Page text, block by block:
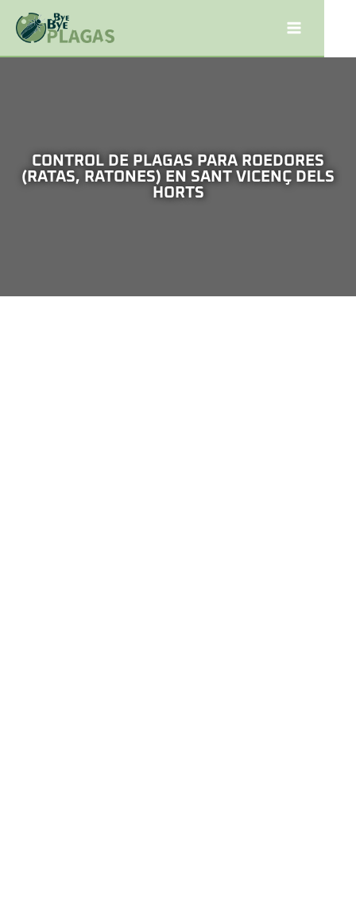
CONTROL DE PLAGAS PARA ROEDORES
(RATAS, RATONES) EN SANT VICENÇ DELS
HORTS